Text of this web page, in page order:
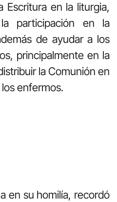
Escritura en la liturgia,
participación en la
de ayudar a los
principalmente en la
la Comunión en
enfermos.
en su homilía, recordó